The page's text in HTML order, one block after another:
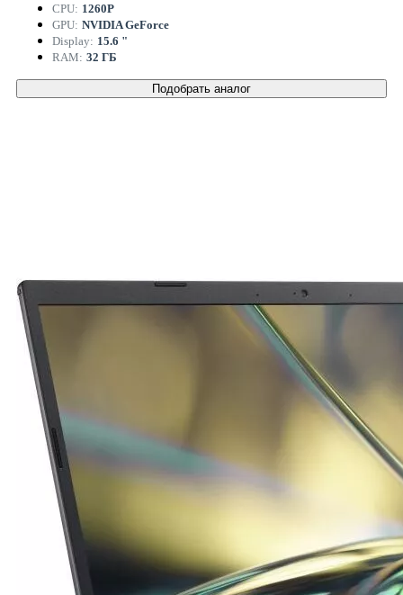
CPU: 1260P
GPU: NVIDIA GeForce
Display: 15.6 "
RAM: 32 ГБ
Подобрать аналог